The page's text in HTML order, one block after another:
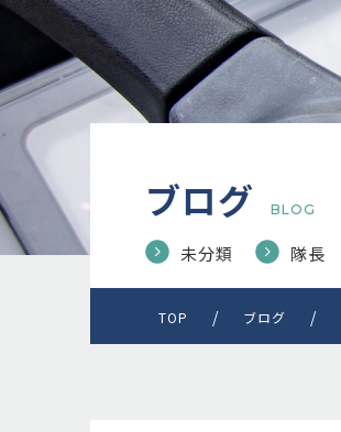
ブログ BLOG
未分類 隊長
TOP ブログ